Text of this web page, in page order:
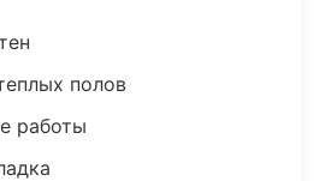
полов
работы